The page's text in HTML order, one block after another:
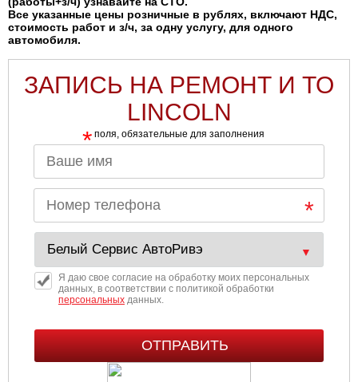
Все указанные цены розничные в рублях, включают НДС,
стоимость работ и з/ч, за одну услугу, для одного
автомобиля.
ЗАПИСЬ НА РЕМОНТ И ТО
LINCOLN
* поля, обязательные для заполнения
Я даю свое согласие на обработку моих персональных
данных, в соответствии с политикой обработки
персональныхданных.